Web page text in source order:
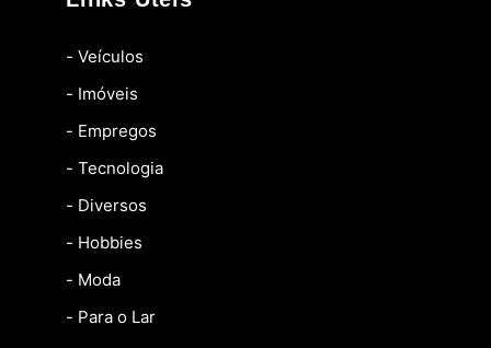
- Veículos
- Imóveis
- Empregos
- Tecnologia
- Diversos
- Hobbies
- Moda
- Para o Lar